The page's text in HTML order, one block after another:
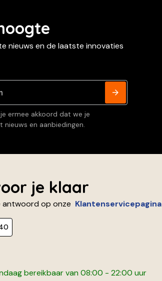
nieuws en de laatste innovaties
ermee akkoord dat we je
en aanbiedingen.
je klaar
antwoord op onze Klantenservicepagina
bereikbaar van 08:00 - 22:00 uur